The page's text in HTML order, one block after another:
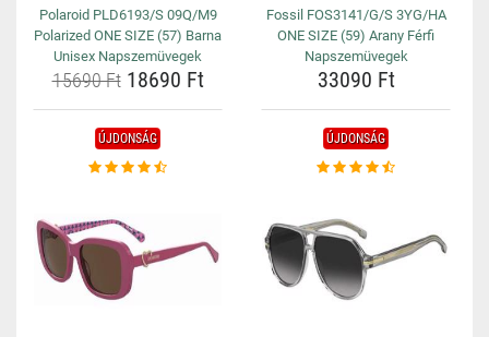
Polaroid PLD6193/S 09Q/M9
Polarized ONE SIZE (57) Barna
Unisex Napszemüvegek
15690 Ft18690 Ft
Fossil FOS3141/G/S 3YG/HA
ONE SIZE (59) Arany Férfi
Napszemüvegek
33090 Ft
ÚJDONSÁG ÚJDONSÁG